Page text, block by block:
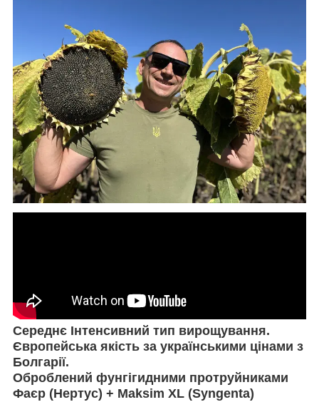
Cереднє Інтенсивний тип вирощування.
Європейська якість за українськими цінами з
Болгарії.
Оброблений фунгігидними протруйниками
Фаєр (Нертус) + Maksim XL (Syngenta)